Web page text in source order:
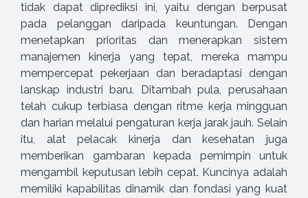
tidak dapat diprediksi ini, yaitu dengan berpusat
pada pelanggan daripada keuntungan. Dengan
menetapkan prioritas dan menerapkan sistem
manajemen kinerja yang tepat, mereka mampu
mempercepat pekerjaan dan beradaptasi dengan
lanskap industri baru. Ditambah pula, perusahaan
telah cukup terbiasa dengan ritme kerja mingguan
dan harian melalui pengaturan kerja jarak jauh. Selain
itu, alat pelacak kinerja dan kesehatan juga
memberikan gambaran kepada pemimpin untuk
mengambil keputusan lebih cepat. Kuncinya adalah
memiliki kapabilitas dinamik dan fondasi yang kuat